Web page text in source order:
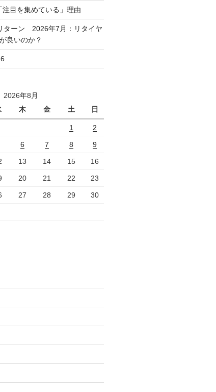
目を集めている」理由
ターン 2026年7月：リタイヤ
良いのか？
2026年8月
木 金 土 日
1 2
6 7 8 9
13 14 15 16
20 21 22 23
27 28 29 30